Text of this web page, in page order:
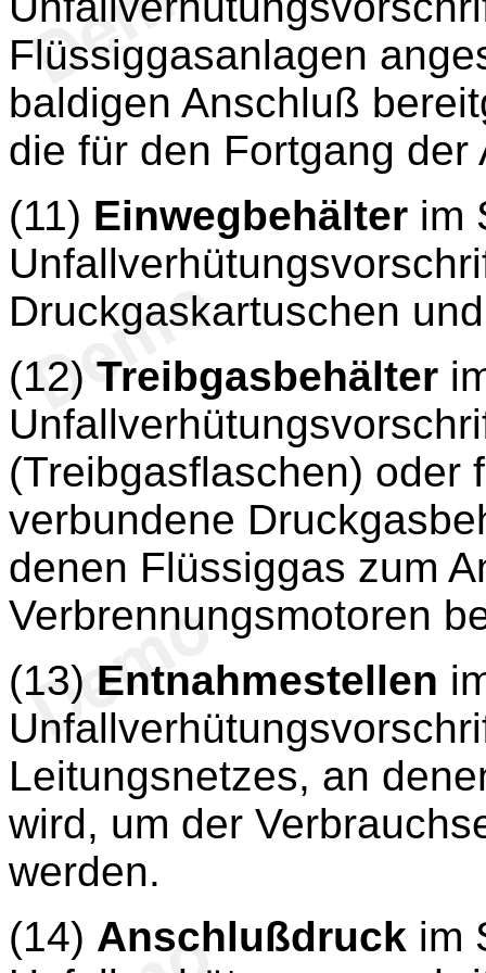
Flüssiggasanlagen
baldigen Anschluß
die für den Fortgang
(11) Einwegbehälter im
Druckgaskartuschen
(12) Treibgasbehälter
(Treibgasflaschen) oder
verbundene
denen Flüssiggas zum
Verbrennungsmotoren
(13) Entnahmestellen
Leitungsnetzes, an
wird, um der
werden.
(14) Anschlußdruck im